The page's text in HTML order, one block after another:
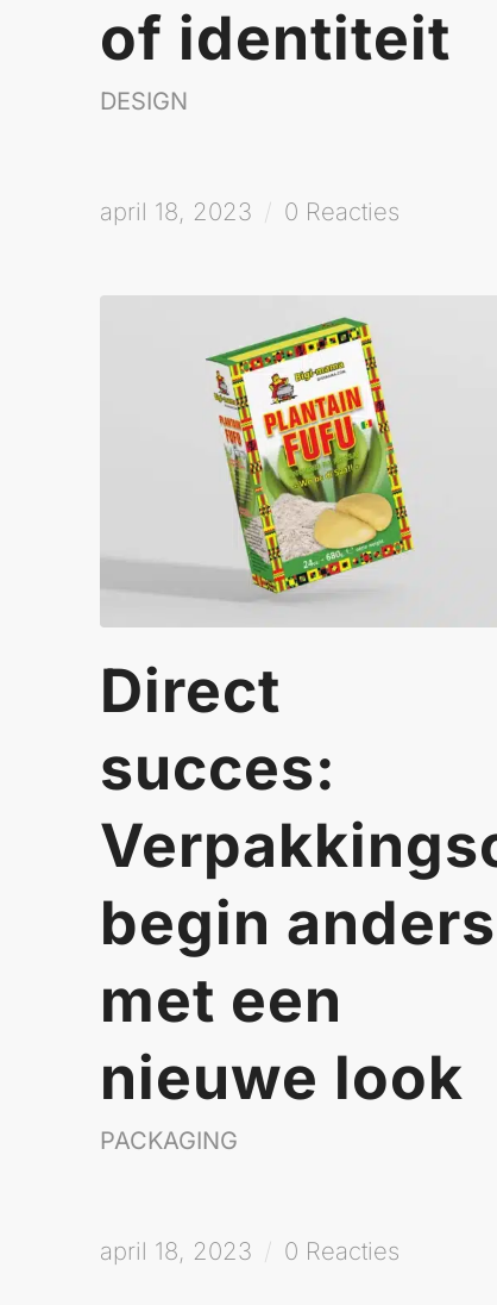
of identiteit
DESIGN
april 18, 2023 / 0 Reacties
Direct
succes:
begin anders
met een
nieuwe look
PACKAGING
april 18, 2023 / 0 Reacties